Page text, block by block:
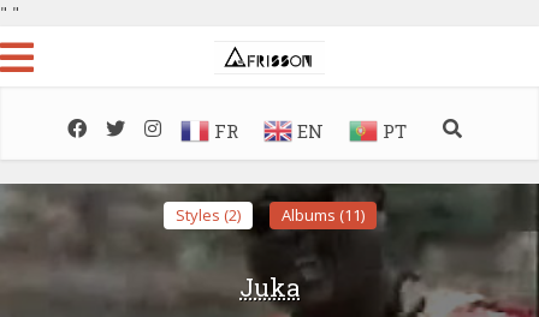
" "
FR EN PT
Styles (2) Albums (11)
Juka